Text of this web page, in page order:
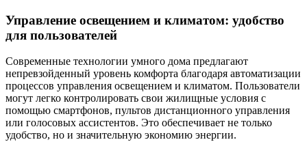
Управление освещением и климатом: удобство
для пользователей
Современные технологии умного дома предлагают
непревзойденный уровень комфорта благодаря автоматизации
процессов управления освещением и климатом. Пользователи
могут легко контролировать свои жилищные условия с
помощью смартфонов, пультов дистанционного управления
или голосовых ассистентов. Это обеспечивает не только
удобство, но и значительную экономию энергии.